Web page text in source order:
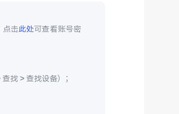
点击此处可查看账号密
找 > 查找设备）；